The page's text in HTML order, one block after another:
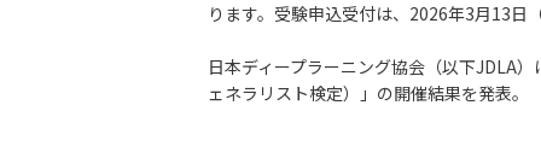
ります。受験申込受付は、2026年3月13日
日本ディープラーニング協会（以下JDLA
ェネラリスト検定）」の開催結果を発表。